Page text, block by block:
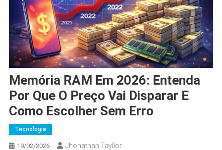
Memória RAM Em 2026: Entenda
Por Que O Preço Vai Disparar E
Como Escolher Sem Erro
Tecnologia
19/02/2026 Jhonathan Tayllor